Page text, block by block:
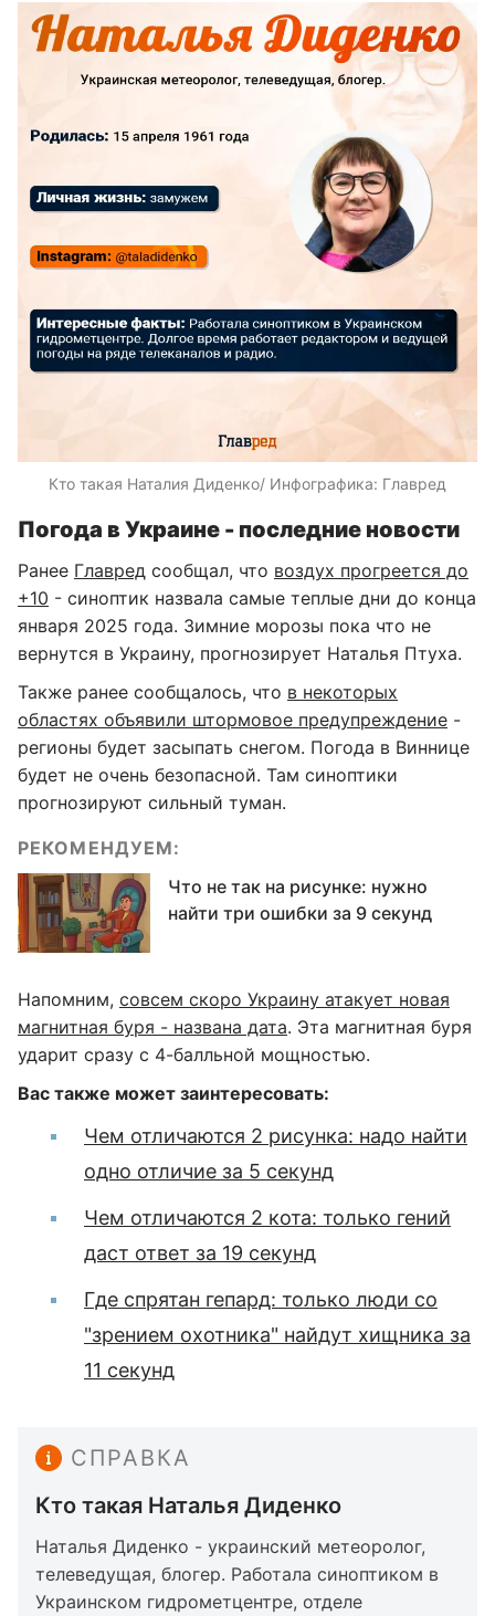
Кто такая Наталия Диденко/ Инфографика: Главред
Погода в Украине - последние новости
Ранее Главред сообщал, что воздух прогреется до
+10 - синоптик назвала самые теплые дни до конца
января 2025 года. Зимние морозы пока что не
вернутся в Украину, прогнозирует Наталья Птуха.
Также ранее сообщалось, что в некоторых
областях объявили штормовое предупреждение -
регионы будет засыпать снегом. Погода в Виннице
будет не очень безопасной. Там синоптики
прогнозируют сильный туман.
РЕКОМЕНДУЕМ:
Что не так на рисунке: нужно
найти три ошибки за 9 секунд
Напомним, совсем скоро Украину атакует новая
магнитная буря - названа дата. Эта магнитная буря
ударит сразу с 4-балльной мощностью.
Вас также может заинтересовать:
Чем отличаются 2 рисунка: надо найти
одно отличие за 5 секунд
Чем отличаются 2 кота: только гений
даст ответ за 19 секунд
Где спрятан гепард: только люди со
"зрением охотника" найдут хищника за
11 секунд
СПРАВКА
Кто такая Наталья Диденко
Наталья Диденко - украинский метеоролог,
телеведущая, блогер. Работала синоптиком в
Украинском гидрометцентре, отделе